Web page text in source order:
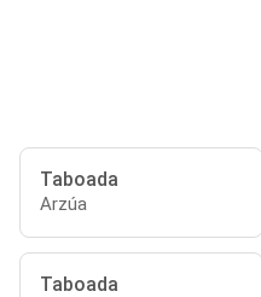
Taboada
Arzúa
Taboada